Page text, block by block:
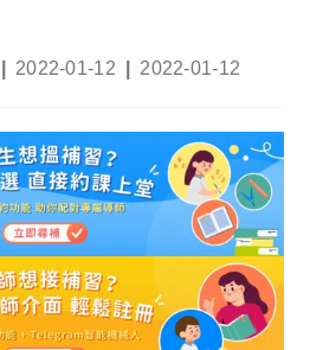
Post
2022-01-12
Post
2022-01-12